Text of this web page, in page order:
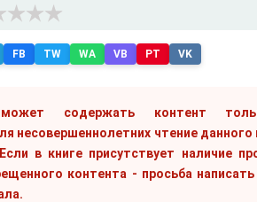
FB TW WA VB PT VK
может содержать контент
несовершеннолетних чтение данного
в книге присутствует наличие
контента - просьба